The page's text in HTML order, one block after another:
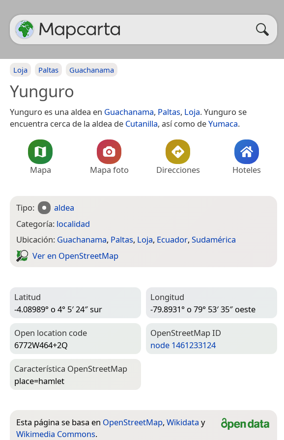
Loja Paltas Guachanama
Yunguro
Yunguro es una aldea en Guachanama, Paltas, Loja. Yunguro se
encuentra cerca de la aldea de Cutanilla, así como deYumaca.
Mapa Mapa foto Direcciones Hoteles
Tipo:
aldea
Categoría: localidad
Ubicación: Guachanama, Paltas, Loja, Ecuador, Sudamérica
Ver en Open­Street­Map
Latitud
-4.08989° o 4° 5′ 24″ sur
Longitud
-79.8931° o 79° 53′ 35″ oeste
Open location code
6772W464+2Q
Open­Street­Map ID
node 1461233124
Característica Open­Street­Map
place=­hamlet
Esta página se basa en OpenStreetMap, Wikidata y
Wikimedia Commons.